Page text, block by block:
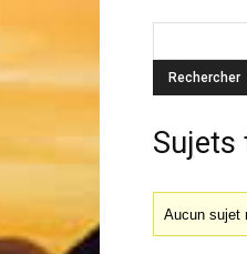
Sujets
Aucun sujet